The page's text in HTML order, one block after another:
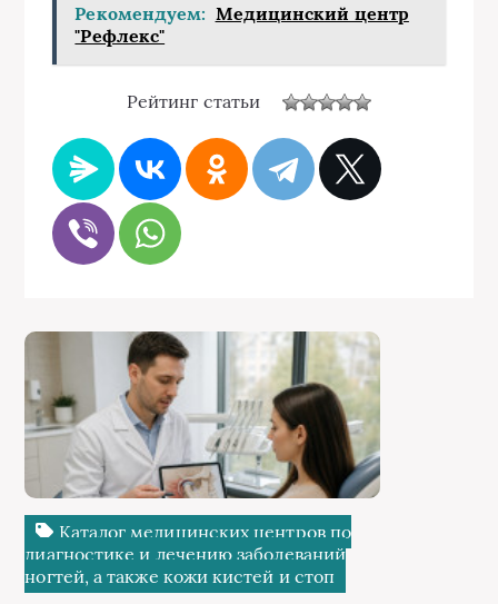
Рекомендуем: Медицинский центр
"Рефлекс"
Рейтинг статьи
Каталог медицинских центров по
диагностике и лечению заболеваний
ногтей, а также кожи кистей и стоп